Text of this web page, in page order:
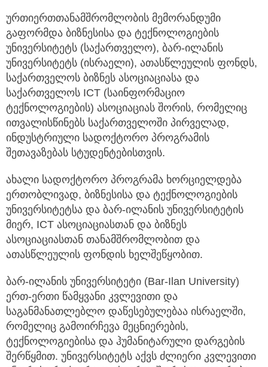
ურთიერთთანამშრომლობის მემორანდუმი
გაფორმდა ბიზნესისა და ტექნოლოგიების
უნივერსიტეტს (საქართველო), ბარ-ილანის
უნივერსიტეტს (ისრაელი), ათასწლეულის ფონდს,
საქართველოს ბიზნეს ასოციაციასა და
საქართველოს ICT (საინფორმაციო
ტექნოლოგიების) ასოციაციას შორის, რომელიც
ითვალისწინებს საქართველოში პირველად,
ინდუსტრიული სადოქტორო პროგრამის
შეთავაზებას სტუდენტებისთვის.
ახალი სადოქტორო პროგრამა ხორციელდება
ერთობლივად, ბიზნესისა და ტექნოლოგიების
უნივერსიტეტსა და ბარ-ილანის უნივერსიტეტის
მიერ, ICT ასოციაციასთან და ბიზნეს
ასოციაციასთან თანამშრომლობით და
ათასწლეულის ფონდის ხელშეწყობით.
ბარ-ილანის უნივერსიტეტი (Bar-Ilan University)
ერთ-ერთი წამყვანი კვლევითი და
საგანმანათლებლო დაწესებულებაა ისრაელში,
რომელიც გამოირჩევა მეცნიერების,
ტექნოლოგიებისა და ჰუმანიტარული დარგების
შერწყმით. უნივერსიტეტს აქვს ძლიერი კვლევითი